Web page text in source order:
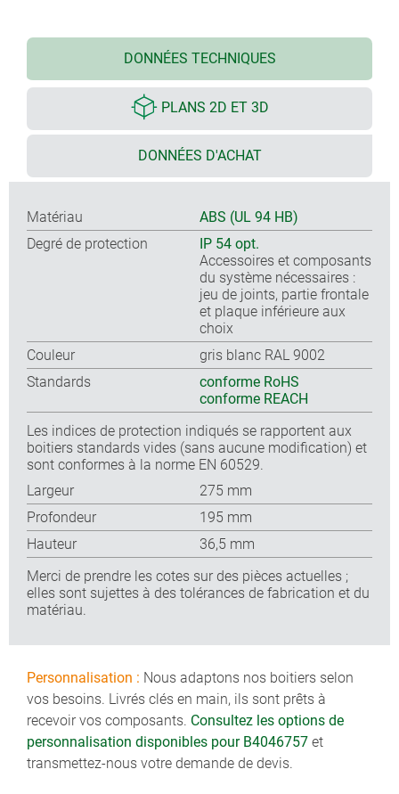
DONNÉES TECHNIQUES
PLANS 2D ET 3D
DONNÉES D'ACHAT
Matériau
ABS (UL 94 HB)
Degré de protection
IP 54 opt.
Accessoires et composants
du système nécessaires :
jeu de joints, partie frontale
et plaque inférieure aux
choix
Couleur
gris blanc RAL 9002
Standards
conforme RoHS
conforme REACH
Les indices de protection indiqués se rapportent aux
boitiers standards vides (sans aucune modification) et
sont conformes à la norme EN 60529.
Largeur
275 mm
Profondeur
195 mm
Hauteur
36,5 mm
Merci de prendre les cotes sur des pièces actuelles ;
elles sont sujettes à des tolérances de fabrication et du
matériau.
Personnalisation : Nous adaptons nos boitiers selon
vos besoins. Livrés clés en main, ils sont prêts à
recevoir vos composants. Consultez les options de
personnalisation disponibles pour B4046757 et
transmettez-nous votre demande de devis.